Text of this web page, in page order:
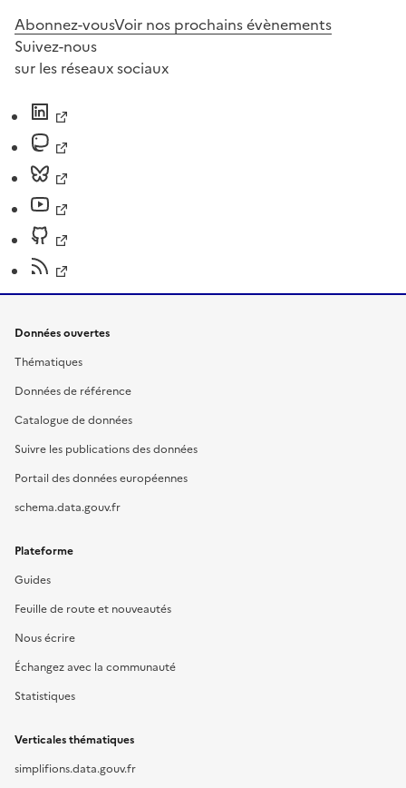
Abonnez-vousVoir nos prochains évènements
Suivez-nous
sur les réseaux sociaux
Données ouvertes
Thématiques
Données de référence
Catalogue de données
Suivre les publications des données
Portail des données européennes
schema.data.gouv.fr
Plateforme
Guides
Feuille de route et nouveautés
Nous écrire
Échangez avec la communauté
Statistiques
Verticales thématiques
simplifions.data.gouv.fr